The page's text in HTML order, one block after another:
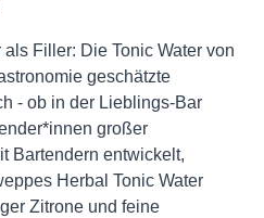
Filler: Die Tonic Water von
geschätzte
- ob in der Lieblings-Bar
großer
Bartendern entwickelt,
Herbal Tonic Water
Zitrone und feine